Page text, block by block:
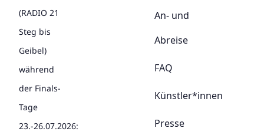
(RADIO 21
Steg bis
Geibel)
während
der Finals-
Tage
23.-26.07.2026:
An- und
Abreise
FAQ
Künstler*innen
Presse